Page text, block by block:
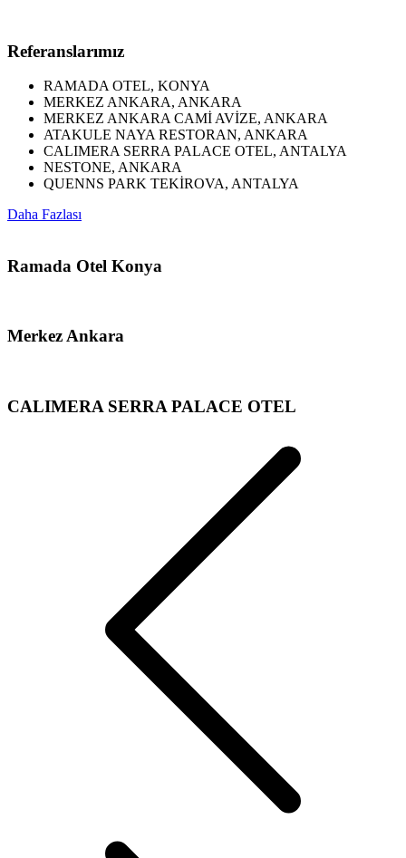
Referanslarımız
RAMADA OTEL, KONYA
MERKEZ ANKARA, ANKARA
MERKEZ ANKARA CAMİ AVİZE, ANKARA
ATAKULE NAYA RESTORAN, ANKARA
CALIMERA SERRA PALACE OTEL, ANTALYA
NESTONE, ANKARA
QUENNS PARK TEKİROVA, ANTALYA
Daha Fazlası
Ramada Otel Konya
Merkez Ankara
CALIMERA SERRA PALACE OTEL